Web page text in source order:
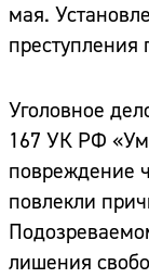
мая.
преступления
Уголовное
167 УК РФ
повреждение
повлекли
лишения